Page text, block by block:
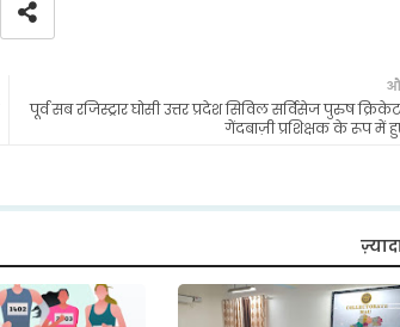
पूर्व सब रजिस्ट्रार घोसी उत्तर प्रदेश सिविल सर्विसेज पुरुष
गेंदबाज़ी प्रशिक्षक के रूप में